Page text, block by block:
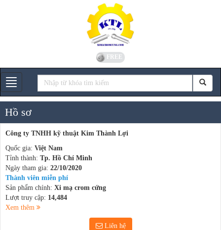
FREE
Gian hàng
Hồ sơ
Công ty TNHH kỹ thuật Kim Thành Lợi
Quốc gia: Việt Nam
Tỉnh thành: Tp. Hồ Chí Minh
Ngày tham gia: 22/10/2020
Thành viên miễn phí
Sản phẩm chính: Xi mạ crom cứng
Lượt truy cập: 14,484
Xem thêm
Liên hệ